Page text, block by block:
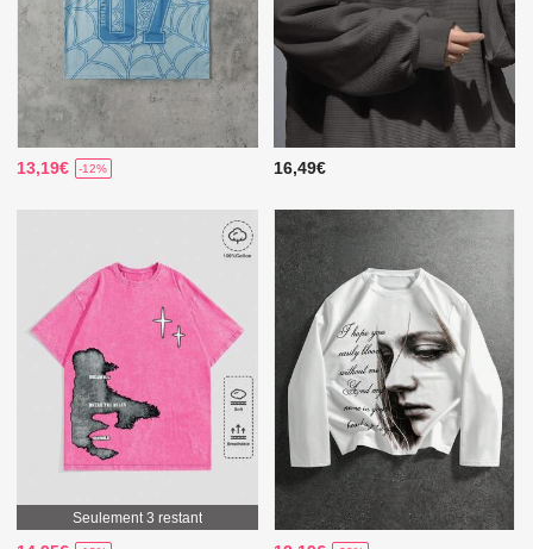
13,19€ -12% 16,49€
Seulement 3 restant